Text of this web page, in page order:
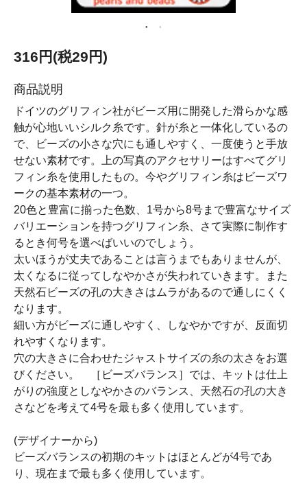
316円(税29円)
商品説明
ドイツのグリフィン社がビーズ用に開発した滑らかな感
触が心地いいシルク糸です。針が糸と一体化しているの
で、ビーズの小さな穴にも通しやすく、一度使うと手放
せない素材です。上の写真のアクセサリーはすべてグリ
フィン糸を使用したもの。今やグリフィン糸はビーズワ
ークの基本素材の一つ。
20色と豊富に揃った色数、1号から8号まで豊富なサイズ
バリエーションを持つグリフィン糸、さて実際に制作す
るとき何号を選べばいいのでしょう。
太いほうが丈夫であることは言うまでもありませんが、
太くなるに従ってしなやかさが失われていきます。また
天然石ビーズの孔の大きさはムラがあるので通しにくく
なります。
細い方がビーズに通しやすく、しなやかですが、反面切
れやすくなります。
穴の大きさに合わせたジャストサイズの糸の太さをお選
びください。 ［ビーズバランス］では、キットは仕上
がりの強度としなやかさのバランス、天然石の孔の大き
さなどを考えて4号を最も多く使用しています。
(デザイナーから)
ビーズバランスの初期のキットはほとんどが4号であ
り、現在まで最も多く使用しています。